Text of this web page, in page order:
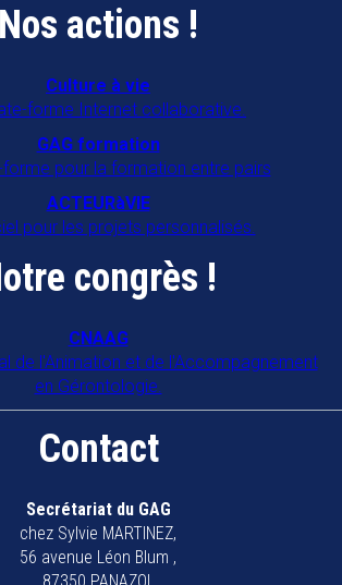
Nos actions !
Culture à vie
forme Internet collaborative.
GAG formation
forme pour la formation entre pairs
ACTEURàVIE
pour les projets personnalisés.
congrès !
CNAAG
de l'Animation et de l'Accompagnement
en Gérontologie.
Contact
Secrétariat du GAG
chez Sylvie MARTINEZ,
56 avenue Léon Blum ,